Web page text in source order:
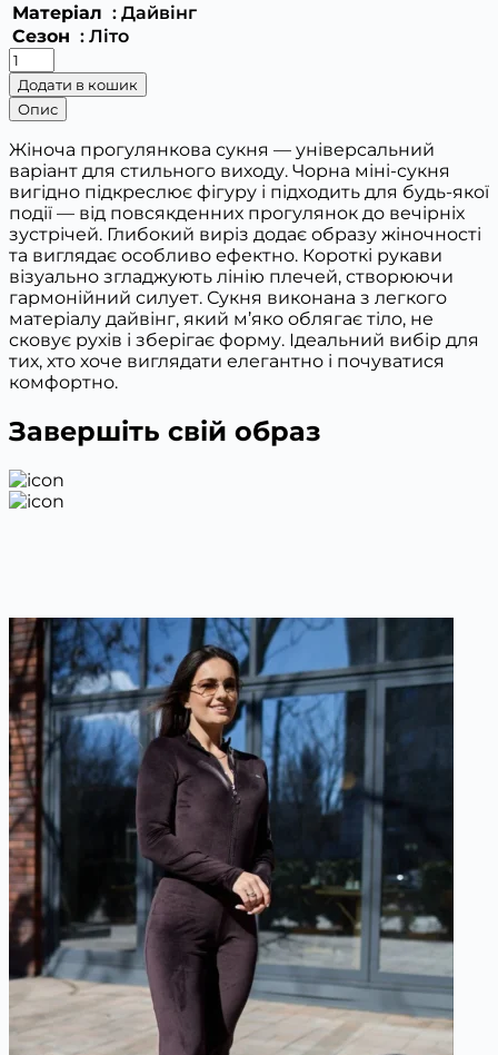
Матеріал : Дайвінг
Сезон : Літо
Жіноча
сукня
1051
кількість
Додати в кошик
Опис
Жіноча прогулянкова сукня — універсальний
варіант для стильного виходу. Чорна міні-сукня
вигідно підкреслює фігуру і підходить для будь-якої
події — від повсякденних прогулянок до вечірніх
зустрічей. Глибокий виріз додає образу жіночності
та виглядає особливо ефектно. Короткі рукави
візуально згладжують лінію плечей, створюючи
гармонійний силует. Сукня виконана з легкого
матеріалу дайвінг, який м’яко облягає тіло, не
сковує рухів і зберігає форму. Ідеальний вибір для
тих, хто хоче виглядати елегантно і почуватися
комфортно.
Завершіть свій образ